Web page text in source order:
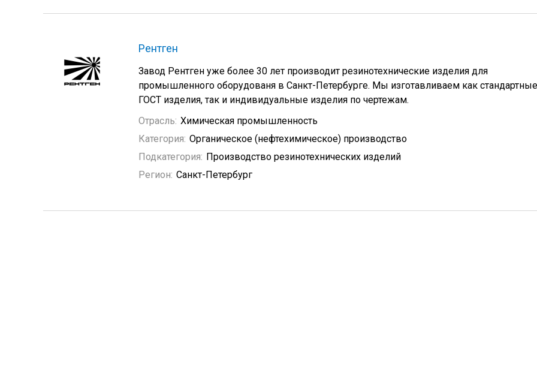
Рентген
Завод Рентген уже более 30 лет производит резинотехнические изделия для
промышленного оборудованя в Санкт-Петербурге. Мы изготавливаем как стандартные
ГОСТ изделия, так и индивидуальные изделия по чертежам.
Отрасль: Химическая промышленность
Категория: Органическое (нефтехимическое) производство
Подкатегория: Производство резинотехнических изделий
Регион: Санкт-Петербург